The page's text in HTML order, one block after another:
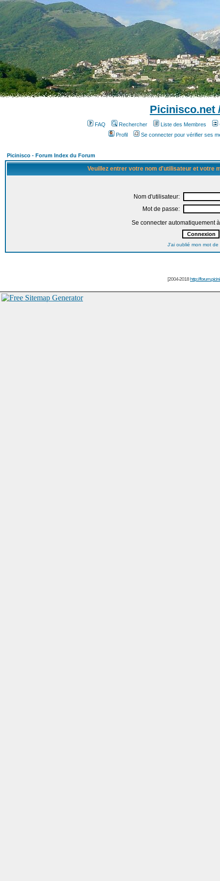
Picinisco.net
FAQ Rechercher Liste des Membres
Profil
Se connecter pour vérifier ses
Picinisco - Forum Index du Forum
Veuillez entrer votre nom d'utilisateur et votre
Nom d'utilisateur:
Mot de passe:
Se connecter automatiquement
J'ai oublié mon mot de
[2004-2018http://